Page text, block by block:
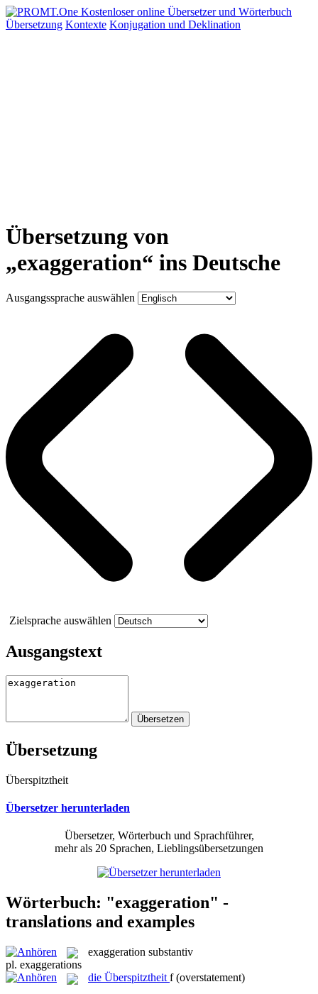
Übersetzung Kontexte Konjugation und Deklination
Übersetzung von
„exaggeration“ ins Deutsche
Ausgangssprache auswählen
Zielsprache auswählen
Ausgangstext
Übersetzung
Überspitztheit
Übersetzer herunterladen
Übersetzer, Wörterbuch und Sprachführer,
mehr als 20 Sprachen, Lieblingsübersetzungen
Wörterbuch: "exaggeration" -
translations and examples
exaggeration substantiv
pl. exaggerations
die Überspitztheit f (overstatement)